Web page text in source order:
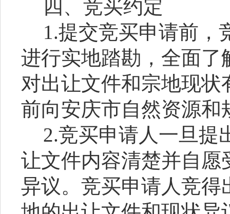
四、竞买约定
1.提交竞买申请前，
进行实地踏勘，全面
对出让文件和宗地现
前向安庆市自然资源和
2.竞买申请人一旦提
让文件内容清楚并自
异议。竞买申请人竞